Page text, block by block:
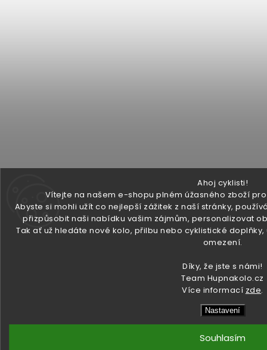
Ahoj cyklisti!
Vítejte na našem e-shopu plném úžasného zboží
Abyste si mohli užít co nejlepší zážitek z naší stránky,
přizpůsobit naši nabídku vašim zájmům, personalizovat
Tak ať už hledáte nové kolo, přilbu nebo cyklistické
omezení.
Díky, že jste s námi!
Team Hupnakolo.cz
Více informací zde.
Nastavení
Souhlasím